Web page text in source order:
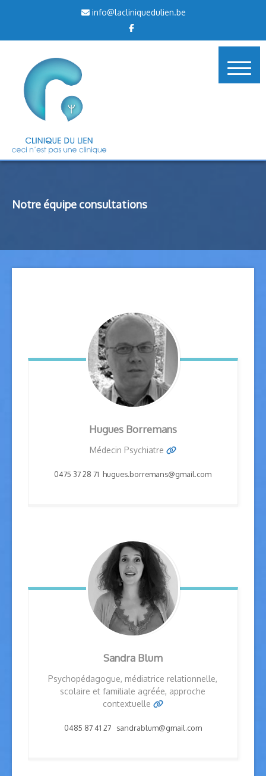
info@lacliniquedulien.be
Notre équipe consultations
Hugues Borremans
Médecin Psychiatre
0475 37 28 71 hugues.borremans@gmail.com
Sandra Blum
Psychopédagogue, médiatrice relationnelle,
scolaire et familiale agréée, approche
contextuelle
0485 87 41 27 sandrablum@gmail.com